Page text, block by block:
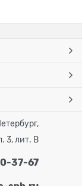
3, лит. В
37-67